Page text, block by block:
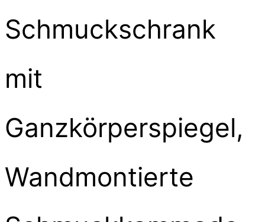
Schmuckschrank
mit
Ganzkörperspiegel,
Wandmontierte